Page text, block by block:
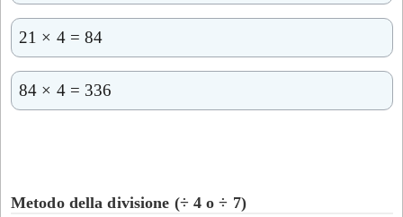
21 × 4 = 84
84 × 4 = 336
Metodo della divisione (÷ 4 o ÷ 7)